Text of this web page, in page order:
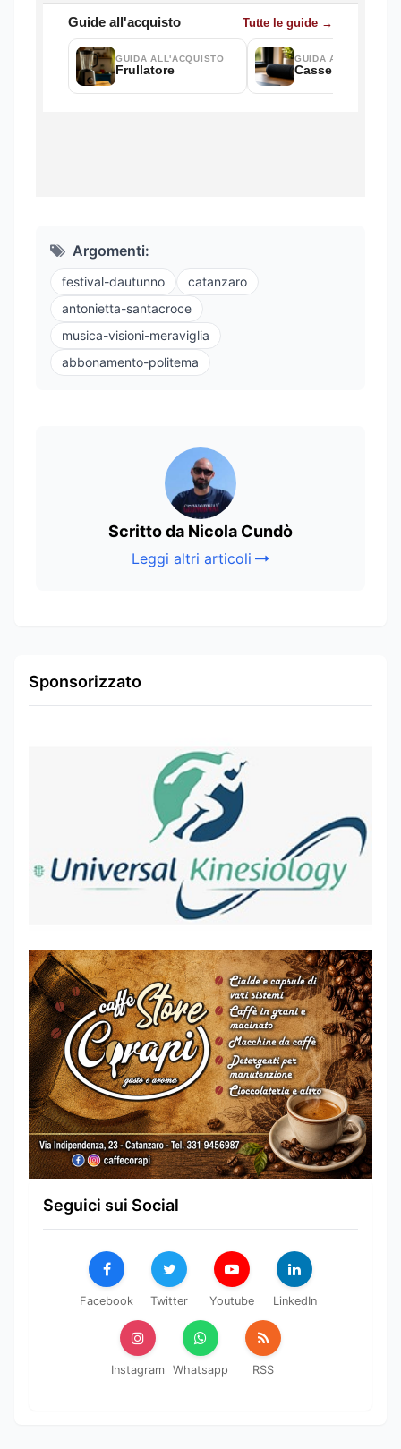
Argomenti:
festival-dautunno
catanzaro
antonietta-santacroce
musica-visioni-meraviglia
abbonamento-politema
Scritto da Nicola Cundò
Leggi altri articoli
Sponsorizzato
Seguici sui Social
Facebook Twitter Youtube LinkedIn
Instagram Whatsapp RSS